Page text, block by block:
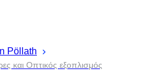
Pöllath
και Οπτικός εξοπλισμός